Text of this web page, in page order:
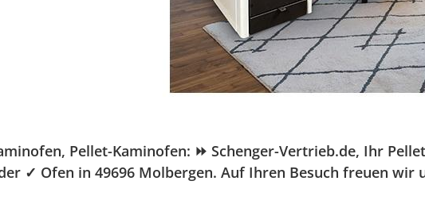
Pellet-Kaminofen: ⏩ Schenger-Vertrieb.de, Ihr
✓ Ofen in 49696 Molbergen. Auf Ihren Besuch freuen wir